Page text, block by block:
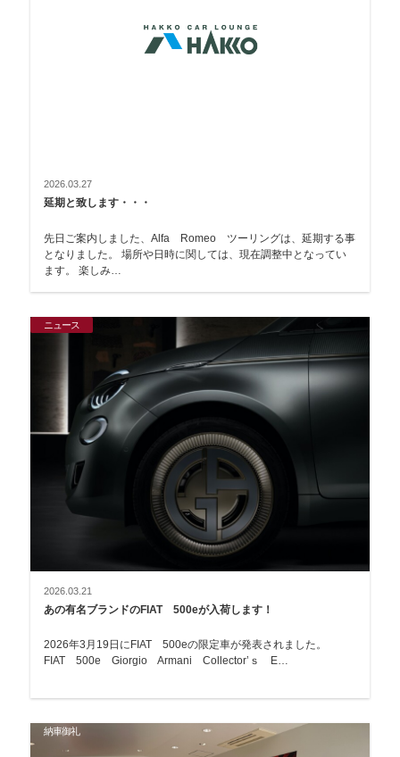
2026.03.27
延期と致します・・・
先日ご案内しました、Alfa Romeo ツーリングは、延期する事
となりました。 場所や日時に関しては、現在調整中となってい
ます。 楽しみ…
ニュース
2026.03.21
あの有名ブランドのFIAT 500eが入荷します！
2026年3月19日にFIAT 500eの限定車が発表されました。
FIAT 500e Giorgio Armani Collector’ｓ E…
納車御礼